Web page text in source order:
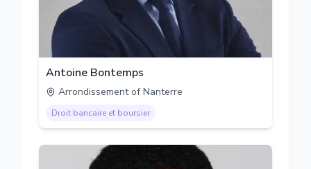
Antoine Bontemps
Arrondissement of Nanterre
Droit bancaire et boursier